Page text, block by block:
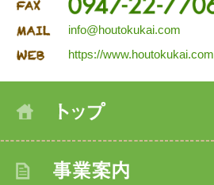
info@houtokukai.com
https://www.houtokukai.com